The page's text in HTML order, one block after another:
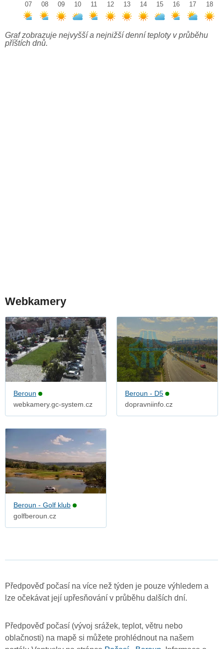
07
08
09
10
11
12
13
14
15
16
17
18
Graf zobrazuje nejvyšší a nejnižší denní teploty v průběhu
příštích dnů.
Webkamery
Beroun
webkamery.gc-system.cz
Beroun - D5
dopravniinfo.cz
Beroun - Golf klub
golfberoun.cz
Předpověď počasí na více než týden je pouze výhledem a
lze očekávat její upřesňování v průběhu dalších dní.
Předpověď počasí (vývoj srážek, teplot, větru nebo
oblačnosti) na mapě si můžete prohlédnout na našem